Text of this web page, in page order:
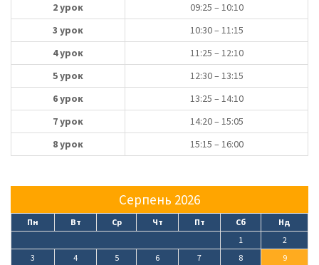
2 урок
09:25 – 10:10
3 урок
10:30 – 11:15
4 урок
11:25 – 12:10
5 урок
12:30 – 13:15
6 урок
13:25 – 14:10
7 урок
14:20 – 15:05
8 урок
15:15 – 16:00
Серпень 2026
Пн Вт Ср Чт Пт Сб
Нд
1
2
3
4 5 6 7 8
9